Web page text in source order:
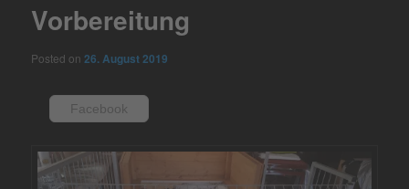
Vorbereitung
Posted on26. August 2019
Facebook